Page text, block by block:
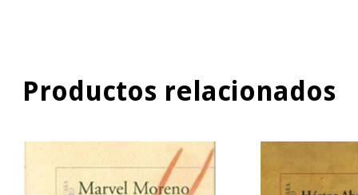
Productos relacionados